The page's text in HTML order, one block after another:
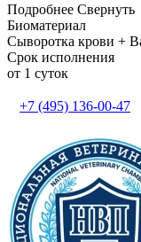
Подробнее Свернуть
Биоматериал
Сыворотка крови +
Срок исполнения
от 1 суток
+7 (495) 136-00-47